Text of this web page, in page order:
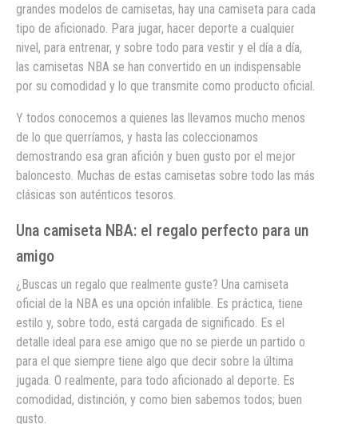
grandes modelos de camisetas, hay una camiseta para cada
tipo de aficionado. Para jugar, hacer deporte a cualquier
nivel, para entrenar, y sobre todo para vestir y el día a día,
las camisetas NBA se han convertido en un indispensable
por su comodidad y lo que transmite como producto oficial.
Y todos conocemos a quienes las llevamos mucho menos
de lo que querríamos, y hasta las coleccionamos
demostrando esa gran afición y buen gusto por el mejor
baloncesto. Muchas de estas camisetas sobre todo las más
clásicas son auténticos tesoros.
Una camiseta NBA: el regalo perfecto para un
amigo
¿Buscas un regalo que realmente guste? Una camiseta
oficial de la NBA es una opción infalible. Es práctica, tiene
estilo y, sobre todo, está cargada de significado. Es el
detalle ideal para ese amigo que no se pierde un partido o
para el que siempre tiene algo que decir sobre la última
jugada. O realmente, para todo aficionado al deporte. Es
comodidad, distinción, y como bien sabemos todos; buen
gusto.